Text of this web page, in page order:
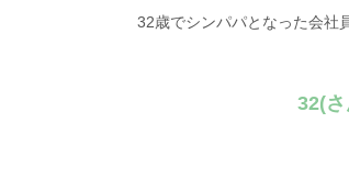
32歳でシンパパとなった会社
32(